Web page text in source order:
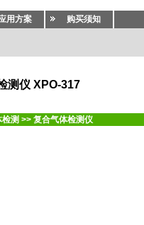
用方案 购买须知
测仪 XPO-317
测 >> 复合气体检测仪